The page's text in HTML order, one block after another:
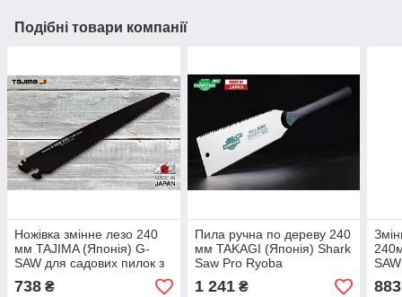
Подібні товари компанії
Ножівка змінне лезо 240
мм TAJIMA (Японія) G-
SAW для садових пилок з
покриттям 0,7 мм 9 TPI
738 ₴
Пила ручна по дереву 240
мм TAKAGI (Японія) Shark
Saw Pro Ryoba
1 241₴
TPI
883